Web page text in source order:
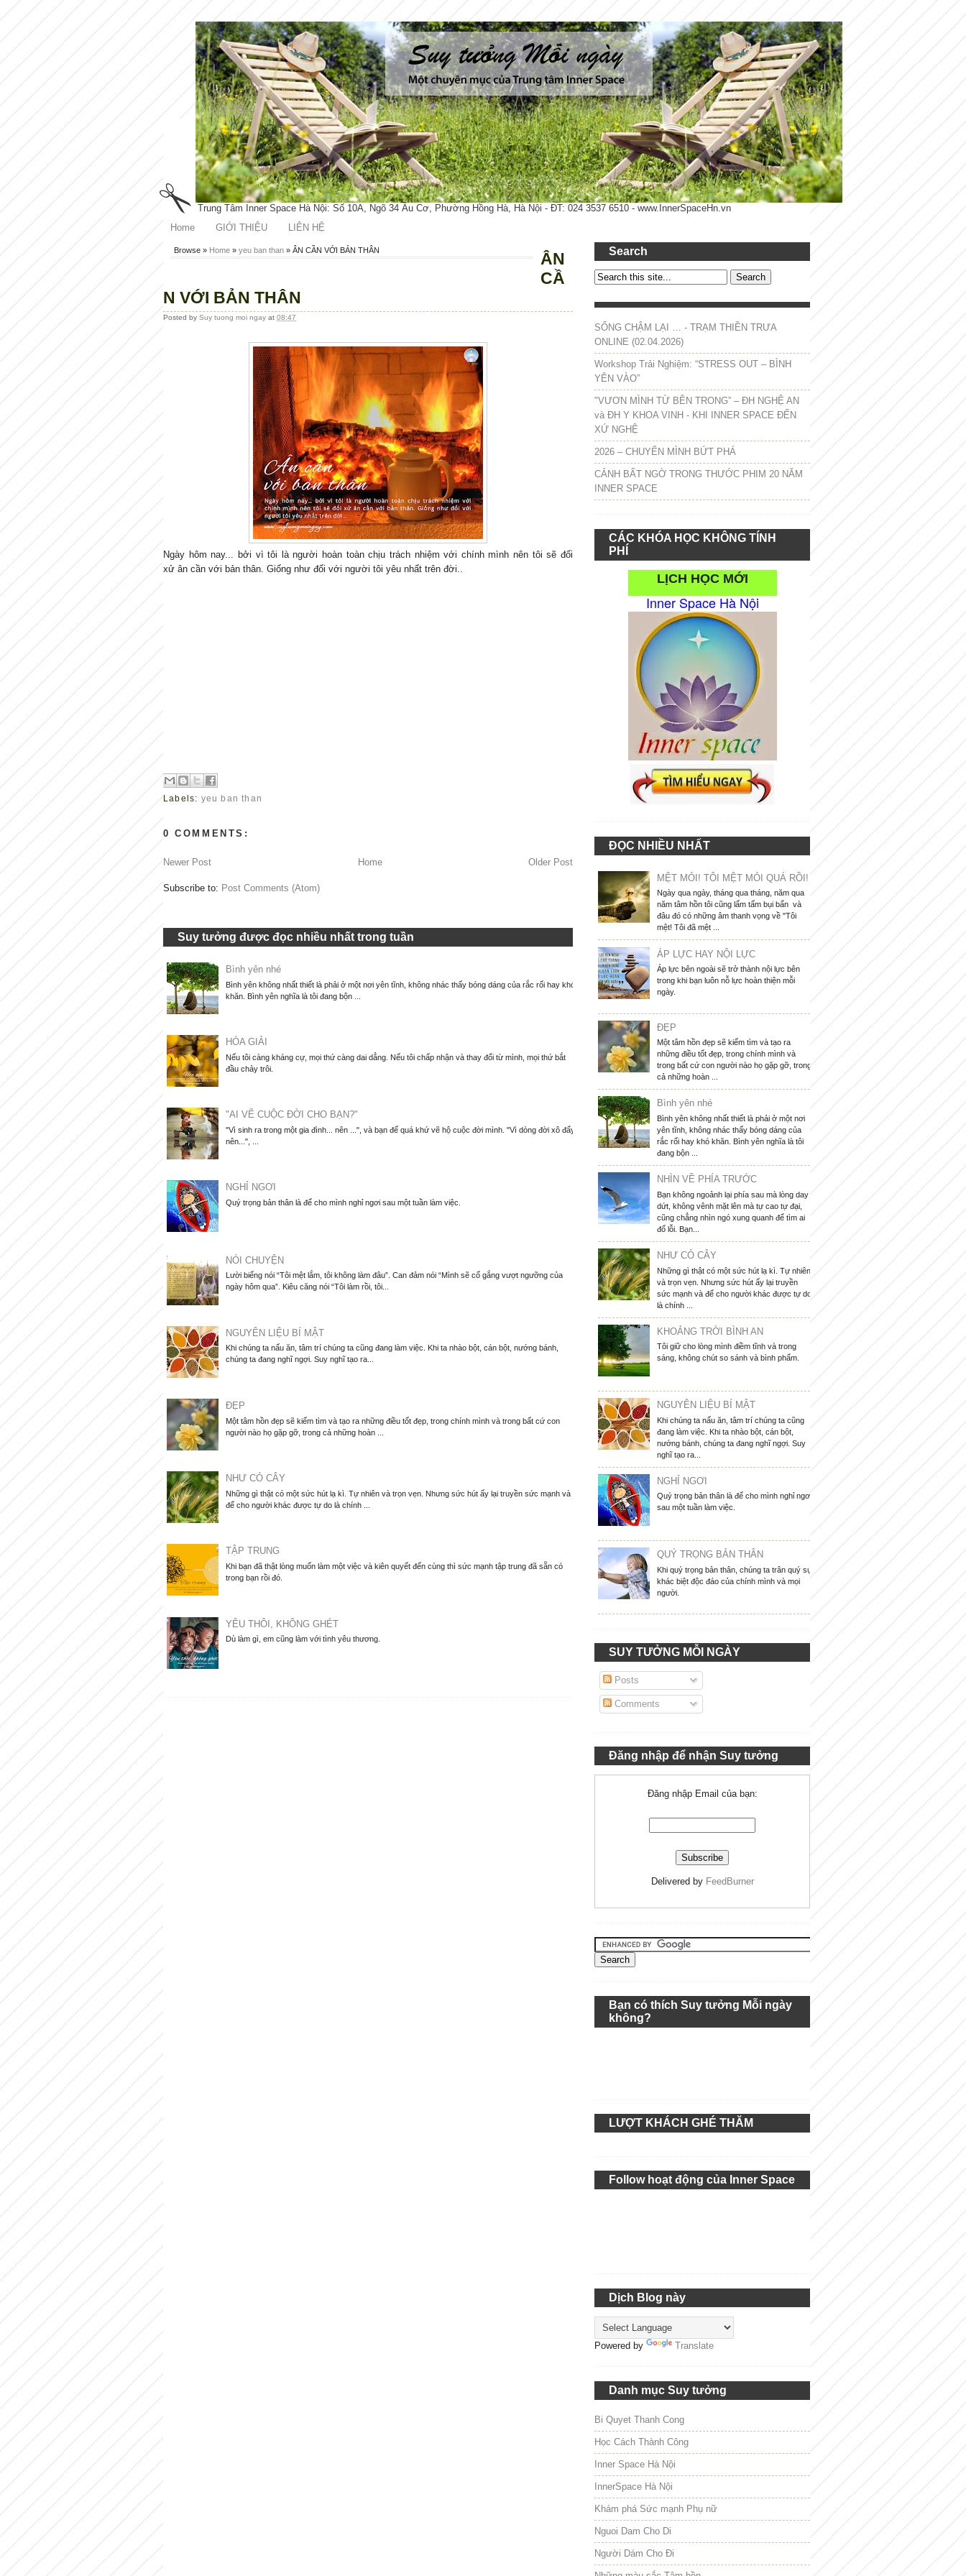
Trung Tâm Inner Space Hà Nội: Số 10A, Ngõ 34 Âu Cơ, Phường Hồng Hà, Hà Nội - ĐT: 024 3537 6510 - www.InnerSpaceHn.vn
Home
GIỚI THIỆU LIÊN HỆ
Browse » Home » yeu ban than » ÂN CẦN VỚI BẢN THÂN
ÂN
CẦ
N VỚI BẢN THÂN
Posted by Suy tuong moi ngay at 08:47
Ngày hôm nay... bởi vì tôi là người hoàn toàn chịu trách nhiệm với chính mình nên tôi sẽ đối
xử ân cần với bản thân. Giống như đối với người tôi yêu nhất trên đời..
Labels: yeu ban than
0 COMMENTS:
Newer Post Older Post
Home
Subscribe to: Post Comments (Atom)
Suy tưởng được đọc nhiều nhất trong tuần
Bình yên nhé
Bình yên không nhất thiết là phải ở một nơi yên tĩnh, không nhác thấy bóng dáng của rắc rối hay khó
khăn. Bình yên nghĩa là tôi đang bộn ...
HÓA GIẢI
Nếu tôi càng kháng cự, mọi thứ càng dai dẳng. Nếu tôi chấp nhận và thay đổi từ mình, mọi thứ bắt
đầu chảy trôi.
"AI VẼ CUỘC ĐỜI CHO BẠN?"
"Vì sinh ra trong một gia đình... nên ...", và bạn để quá khứ vẽ hộ cuộc đời mình. "Vì dòng đời xô đẩy
nên...", ...
NGHỈ NGƠI
Quý trọng bản thân là để cho mình nghỉ ngơi sau một tuần làm việc.
NÓI CHUYỆN
Lười biếng nói “Tôi mệt lắm, tôi không làm đâu”. Can đảm nói “Mình sẽ cố gắng vượt ngưỡng của
ngày hôm qua”. Kiêu căng nói “Tôi làm rồi, tôi...
NGUYÊN LIỆU BÍ MẬT
Khi chúng ta nấu ăn, tâm trí chúng ta cũng đang làm việc. Khi ta nhào bột, cán bột, nướng bánh,
chúng ta đang nghĩ ngợi. Suy nghĩ tạo ra...
ĐẸP
Một tâm hồn đẹp sẽ kiếm tìm và tạo ra những điều tốt đẹp, trong chính mình và trong bất cứ con
người nào họ gặp gỡ, trong cả những hoàn ...
NHƯ CỎ CÂY
Những gì thật có một sức hút lạ kì. Tự nhiên và trọn vẹn. Nhưng sức hút ấy lại truyền sức mạnh và
để cho người khác được tự do là chính ...
TẬP TRUNG
Khi bạn đã thật lòng muốn làm một việc và kiên quyết đến cùng thì sức mạnh tập trung đã sẵn có
trong bạn rồi đó.
YÊU THÔI, KHÔNG GHÉT
Dù làm gì, em cũng làm với tình yêu thương.
Search
SỐNG CHẬM LẠI … - TRẠM THIỀN TRƯA
ONLINE (02.04.2026)
Workshop Trải Nghiệm: “STRESS OUT – BÌNH
YÊN VÀO”
"VƯƠN MÌNH TỪ BÊN TRONG” – ĐH NGHỆ AN
và ĐH Y KHOA VINH - KHI INNER SPACE ĐẾN
XỨ NGHỆ
2026 – CHUYỂN MÌNH BỨT PHÁ
CẢNH BẤT NGỜ TRONG THƯỚC PHIM 20 NĂM
INNER SPACE
CÁC KHÓA HỌC KHÔNG TÍNH
PHÍ
LỊCH HỌC MỚI
Inner Space Hà Nội
ĐỌC NHIỀU NHẤT
MỆT MỎI! TÔI MỆT MỎI QUÁ RỒI!
Ngày qua ngày, tháng qua tháng, năm qua
năm tâm hồn tôi cũng lấm tấm bụi bẩn và
đâu đó có những âm thanh vọng về "Tôi
mệt! Tôi đã mệt ...
ÁP LỰC HAY NỘI LỰC
Áp lực bên ngoài sẽ trở thành nội lực bên
trong khi bạn luôn nỗ lực hoàn thiện mỗi
ngày.
ĐẸP
Một tâm hồn đẹp sẽ kiếm tìm và tạo ra
những điều tốt đẹp, trong chính mình và
trong bất cứ con người nào họ gặp gỡ, trong
cả những hoàn ...
Bình yên nhé
Bình yên không nhất thiết là phải ở một nơi
yên tĩnh, không nhác thấy bóng dáng của
rắc rối hay khó khăn. Bình yên nghĩa là tôi
đang bộn ...
NHÌN VỀ PHÍA TRƯỚC
Bạn không ngoảnh lại phía sau mà lòng day
dứt, không vênh mặt lên mà tự cao tự đại,
cũng chẳng nhìn ngó xung quanh để tìm ai
đổ lỗi. Bạn...
NHƯ CỎ CÂY
Những gì thật có một sức hút lạ kì. Tự nhiên
và trọn vẹn. Nhưng sức hút ấy lại truyền
sức mạnh và để cho người khác được tự do
là chính ...
KHOẢNG TRỜI BÌNH AN
Tôi giữ cho lòng mình điềm tĩnh và trong
sáng, không chút so sánh và bình phẩm.
NGUYÊN LIỆU BÍ MẬT
Khi chúng ta nấu ăn, tâm trí chúng ta cũng
đang làm việc. Khi ta nhào bột, cán bột,
nướng bánh, chúng ta đang nghĩ ngợi. Suy
nghĩ tạo ra...
NGHỈ NGƠI
Quý trọng bản thân là để cho mình nghỉ ngơi
sau một tuần làm việc.
QUÝ TRỌNG BẢN THÂN
Khi quý trọng bản thân, chúng ta trân quý sự
khác biệt độc đáo của chính mình và mọi
người.
SUY TƯỞNG MỖI NGÀY
Posts
Comments
Đăng nhập để nhận Suy tưởng
Đăng nhập Email của bạn:
Delivered by FeedBurner
Bạn có thích Suy tưởng Mỗi ngày
không?
LƯỢT KHÁCH GHÉ THĂM
Follow hoạt động của Inner Space
Dịch Blog này
Powered by Translate
Danh mục Suy tưởng
Bi Quyet Thanh Cong
Học Cách Thành Công
Inner Space Hà Nội
InnerSpace Hà Nội
Khám phá Sức mạnh Phụ nữ
Nguoi Dam Cho Di
Người Dám Cho Đi